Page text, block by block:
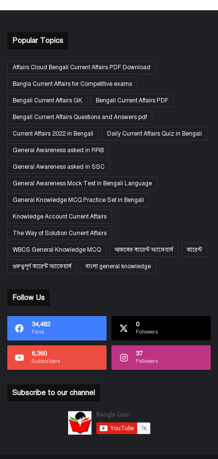
Popular Topics
Affairs Cloud Bengali Current Affairs PDF Download
Bangla Current Affairs for Competitive exams
Bengali Current Affairs GK Bengali Current Affairs PDF
Bengali Current Affairs Questions and Answers pdf
Current Affairs 2022 in Bengali Daily Current Affairs Quiz in Bengali
General Awareness asked in RRB
General Awareness asked in SSC
General Awareness Mock Test in Bengali Language
General Knowledge MCQ Practice Set in Bengali
Knowledge Account Current Affairs
The Way of Solution Current Affairs
WBCS General Knowledge MCQ আজকের কারেন্ট অ্যাফেয়ার্স কারেন্ট
গুরুত্বপূর্ণ কারেন্ট অ্যাফেয়ার্স বাংলা general knowledge
Follow Us
34,482
Fans
0
Followers
6,360
Subscribers
37
Followers
Subscribe to our channel